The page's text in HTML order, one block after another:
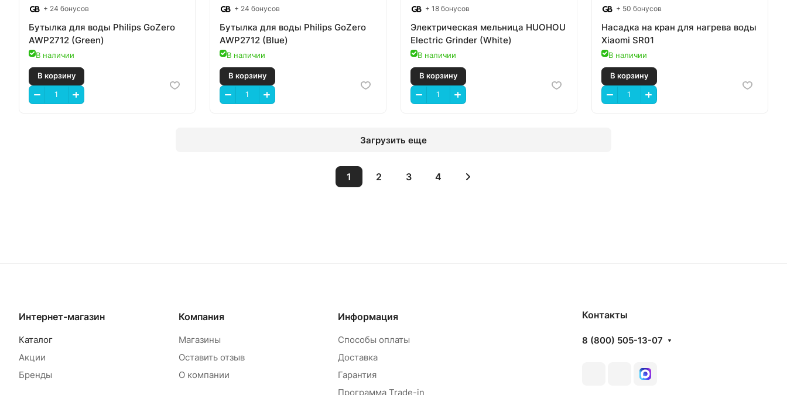
+ 24 бонусов
Бутылка для воды Philips GoZero
AWP2712 (Green)
В наличии
+ 24 бонусов
Бутылка для воды Philips GoZero
AWP2712 (Blue)
В наличии
+ 18 бонусов
Электрическая мельница HUOHOU
Electric Grinder (White)
В наличии
+ 50 бонусов
Насадка на кран для нагрева воды
Xiaomi SR01
В наличии
Загрузить еще
1 2 3 4
Интернет-магазин
Каталог
Акции
Бренды
Компания
Магазины
Оставить отзыв
О компании
Информация
Способы оплаты
Доставка
Гарантия
Программа Trade-in
Контакты
8 (800) 505-13-07